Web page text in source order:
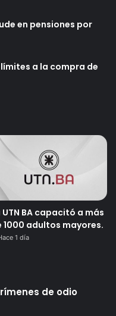
en pensiones por
a la compra de
UTN BA capacitó a más
1000 adultos mayores.
1 día
de odio